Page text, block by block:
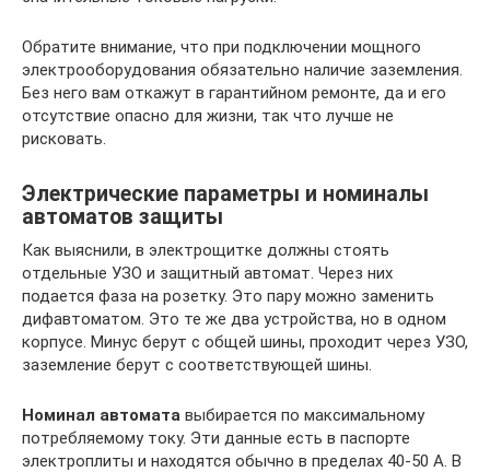
Обратите внимание, что при подключении мощного
электрооборудования обязательно наличие заземления.
Без него вам откажут в гарантийном ремонте, да и его
отсутствие опасно для жизни, так что лучше не
рисковать.
Электрические параметры и номиналы
автоматов защиты
Как выяснили, в электрощитке должны стоять
отдельные УЗО и защитный автомат. Через них
подается фаза на розетку. Это пару можно заменить
дифавтоматом. Это те же два устройства, но в одном
корпусе. Минус берут с общей шины, проходит через УЗО,
заземление берут с соответствующей шины.
Номинал автомата выбирается по максимальному
потребляемому току. Эти данные есть в паспорте
электроплиты и находятся обычно в пределах 40-50 А. В